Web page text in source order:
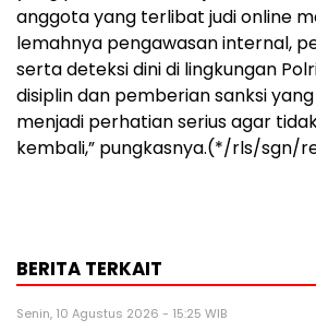
anggota yang terlibat judi online
lemahnya pengawasan internal,
serta deteksi dini di lingkungan
disiplin dan pemberian sanksi
menjadi perhatian serius agar
kembali,” pungkasnya.(*/rls/sgn/
BERITA TERKAIT
Senin, 10 Agustus 2026 - 15:25 WIB